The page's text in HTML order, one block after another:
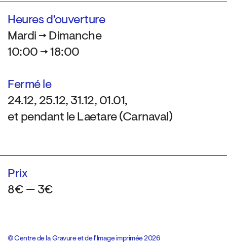
Heures d’ouverture
Mardi → Dimanche
10:00 → 18:00
Fermé le
24.12, 25.12, 31.12, 01.01,
et pendant le Laetare (Carnaval)
Prix
8€ — 3€
© Centre de la Gravure et de l’Image imprimée 2026